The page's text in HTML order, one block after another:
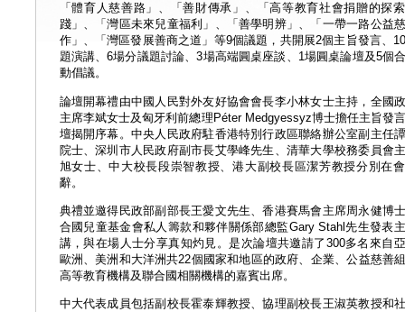
「體育人慈善路」、「善財傳承」、「高等教育社會捐贈的探
踐」、「灣區未來兒童福利」、「善學明辨」、「一帶一路公益
作」、「灣區發展善商之道」等9個議題，共開展2個主旨發言、
題演講、6場分議題討論、3場高端圓桌座談、1場圓桌論壇及5個
動倡議。
論壇開幕禮由中國人民對外友好協會會長李小林女士主持，全國
主席李斌女士及匈牙利前總理Péter Medgyessyz博士擔任主旨發
壇揭開序幕。中央人民政府駐香港特別行政區聯絡辦公室副主任
院士、深圳市人民政府副市長艾學峰先生、清華大學校務委員會
旭女士、中大校長段崇智教授、港大副校長區潔芳教授分別在
辭。
典禮並邀得民政部副部長王愛文先生、香港賽馬會主席周永健博
合國兒童基金會私人籌款和夥伴關係部總監Gary Stahl先生發表
講，與在場人士分享真知灼見。是次論壇共邀請了300多名來自
歐洲、美洲和大洋洲共22個國家和地區的政府、企業、公益慈善
高等教育機構及聯合國相關機構的嘉賓出席。
中大代表成員包括副校長霍泰輝教授、協理副校長王淑英教授和